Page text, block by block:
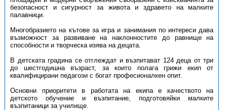
безопасност и сигурност за живота и здравето на малките
палавници.
Многобразието на кътове за игра и занимания по интереси дава
възможност за развиване на наклонностите до равнище на
способности и творческа изява на децата.
В детската градина се отглеждат и възпитават 124 деца от три
до шестгодишна възраст, за които полага грижи екип от
квалифицирани педагози с богат професионалкен опит.
Основни приоритети в работата на екипа е качеството на
детското обучение и възпитание, подготовяйки малките
възпитаници за училище.